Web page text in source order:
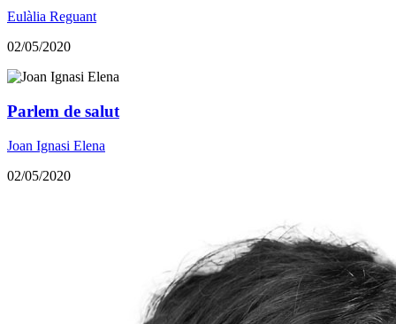
Eulàlia Reguant
02/05/2020
Parlem de salut
Joan Ignasi Elena
02/05/2020